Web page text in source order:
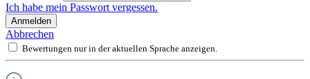
Ich habe mein Passwort vergessen.
Anmelden
Abbrechen
Bewertungen nur in der aktuellen Sprache anzeigen.